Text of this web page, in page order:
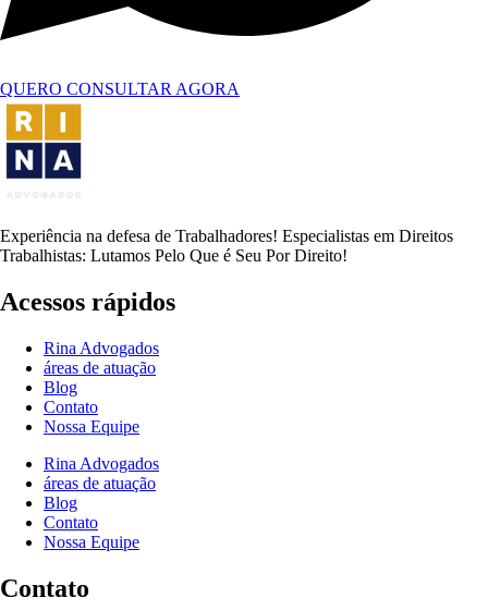
QUERO CONSULTAR AGORA
Experiência na defesa de Trabalhadores! Especialistas em Direitos
Trabalhistas: Lutamos Pelo Que é Seu Por Direito!
Acessos rápidos
Rina Advogados
áreas de atuação
Blog
Contato
Nossa Equipe
Rina Advogados
áreas de atuação
Blog
Contato
Nossa Equipe
Contato